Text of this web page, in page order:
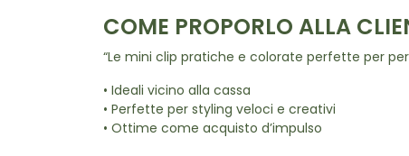
COME PROPORLO ALLA
“Le mini clip pratiche e colorate perfette per
• Ideali vicino alla cassa
• Perfette per styling veloci e creativi
• Ottime come acquisto d’impulso